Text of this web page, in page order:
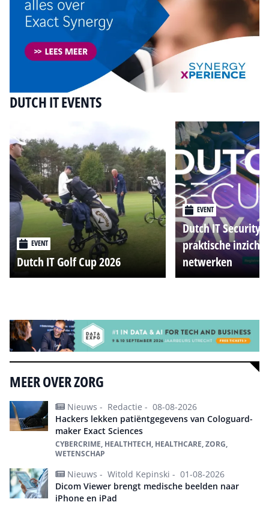
DUTCH IT EVENTS
EVENT
Dutch IT Golf Cup 2026
EVENT
Dutch IT Security
praktische
netwerken
MEER OVER ZORG
Nieuws - Redactie - 08-08-2026
Hackers lekken patiëntgegevens van Cologuard-
maker Exact Sciences
CYBERCRIME, HEALTHTECH, HEALTHCARE, ZORG,
WETENSCHAP
Nieuws - Witold Kepinski - 01-08-2026
Dicom Viewer brengt medische beelden naar
iPhone en iPad